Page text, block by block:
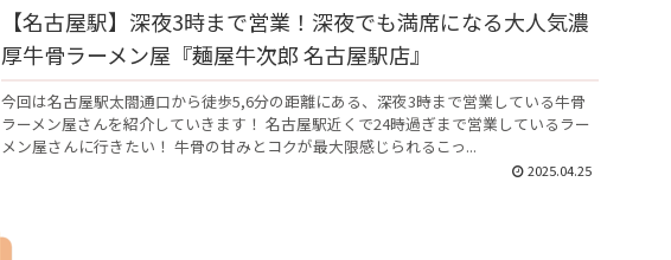
【名古屋駅】深夜3時まで営業！深夜でも満席になる大人気濃
厚牛骨ラーメン屋『麺屋牛次郎 名古屋駅店』
今回は名古屋駅太閤通口から徒歩5,6分の距離にある、深夜3時まで営業している牛骨
ラーメン屋さんを紹介していきます！ 名古屋駅近くで24時過ぎまで営業しているラー
メン屋さんに行きたい！ 牛骨の甘みとコクが最大限感じられるこっ...
2025.04.25